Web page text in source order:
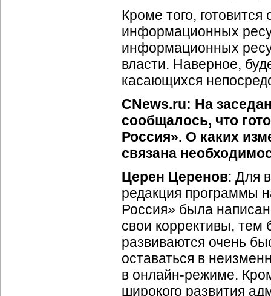
Кроме того,
информационных
информационных
власти. Наверное,
касающихся
CNews.ru: На
сообщалось, что
Россия». О каких
связана
Церен Церенов: Для
редакция программы
Россия» была
свои коррективы,
развиваются очень
оставаться в
в онлайн-режиме.
широкого развития